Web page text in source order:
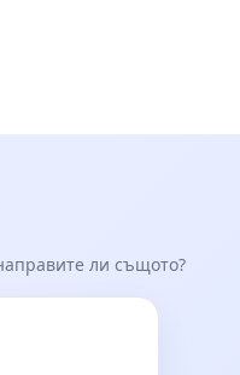
ли същото?